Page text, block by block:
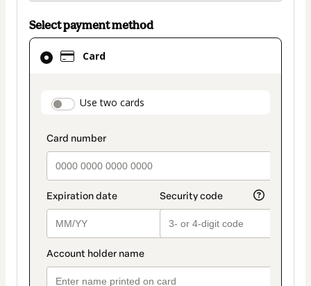
Select payment method
Card
payment_data.section_title_v2
Use two cards
Card
selected
method